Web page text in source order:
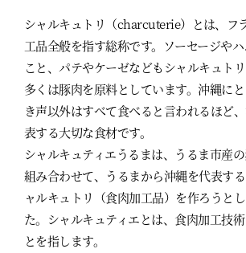
シャルキュトリ（charcuterie）とは、フ
工品全般を指す総称です。ソーセージや
こと、パテやケーゼなどもシャルキュト
多くは豚肉を原料としています。沖縄に
き声以外はすべて食べると言われるほど
表する大切な食材です。
シャルキュティエうるまは、うるま市産
組み合わせて、うるまから沖縄を代表す
ャルキュトリ（食肉加工品）を作ろうと
た。シャルキュティエとは、食肉加工技
とを指します。